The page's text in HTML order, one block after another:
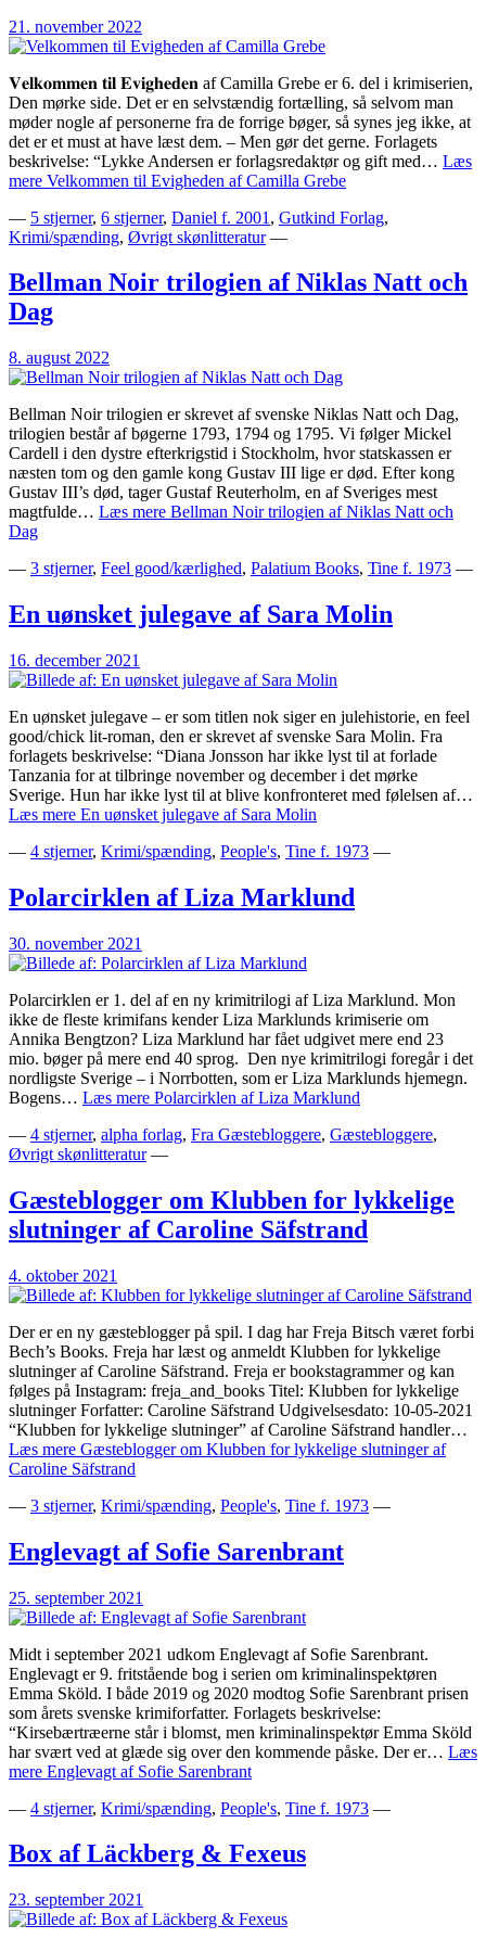
21. november 2022
𝐕𝐞𝐥𝐤𝐨𝐦𝐦𝐞𝐧 𝐭𝐢𝐥 𝐄𝐯𝐢𝐠𝐡𝐞𝐝𝐞𝐧 af Camilla Grebe er 6. del i krimiserien,
Den mørke side. Det er en selvstændig fortælling, så selvom man
møder nogle af personerne fra de forrige bøger, så synes jeg ikke, at
det er et must at have læst dem. – Men gør det gerne.⁣ Forlagets
beskrivelse: “Lykke Andersen er forlagsredaktør og gift med… Læs
mere Velkommen til Evigheden af Camilla Grebe
— 5 stjerner, 6 stjerner, Daniel f. 2001 , Gutkind Forlag,
Krimi/spænding, Øvrigt skønlitteratur—
Bellman Noir trilogien af Niklas Natt och
Dag
8. august 2022
Bellman Noir trilogien er skrevet af svenske Niklas Natt och Dag,
trilogien består af bøgerne 1793, 1794 og 1795. Vi følger Mickel
Cardell i den dystre efterkrigstid i Stockholm, hvor statskassen er
næsten tom og den gamle kong Gustav III lige er død. Efter kong
Gustav III’s død, tager Gustaf Reuterholm, en af Sveriges mest
magtfulde… Læs mere Bellman Noir trilogien af Niklas Natt och
Dag
— 3 stjerner, Feel good/kærlighed, Palatium Books, Tine f. 1973 —
En uønsket julegave af Sara Molin
16. december 2021
En uønsket julegave – er som titlen nok siger en julehistorie, en feel
good/chick lit-roman, den er skrevet af svenske Sara Molin. Fra
forlagets beskrivelse: “Diana Jonsson har ikke lyst til at forlade
Tanzania for at tilbringe november og december i det mørke
Sverige. Hun har ikke lyst til at blive konfronteret med følelsen af…
Læs mere En uønsket julegave af Sara Molin
— 4 stjerner, Krimi/spænding, People's, Tine f. 1973 —
Polarcirklen af Liza Marklund
30. november 2021
Polarcirklen er 1. del af en ny krimitrilogi af Liza Marklund. Mon
ikke de fleste krimifans kender Liza Marklunds krimiserie om
Annika Bengtzon? Liza Marklund har fået udgivet mere end 23
mio. bøger på mere end 40 sprog. Den nye krimitrilogi foregår i det
nordligste Sverige – i Norrbotten, som er Liza Marklunds hjemegn.
Bogens… Læs mere Polarcirklen af Liza Marklund
— 4 stjerner, alpha forlag, Fra Gæstebloggere, Gæstebloggere,
Øvrigt skønlitteratur—
Gæsteblogger om Klubben for lykkelige
slutninger af Caroline Säfstrand
4. oktober 2021
Der er en ny gæsteblogger på spil. I dag har Freja Bitsch været forbi
Bech’s Books. Freja har læst og anmeldt Klubben for lykkelige
slutninger af Caroline Säfstrand. Freja er bookstagrammer og kan
følges på Instagram: freja_and_books Titel: Klubben for lykkelige
slutninger Forfatter: Caroline Säfstrand Udgivelsesdato: 10-05-2021
“Klubben for lykkelige slutninger” af Caroline Säfstrand handler…
Læs mere Gæsteblogger om Klubben for lykkelige slutninger af
Caroline Säfstrand
— 3 stjerner, Krimi/spænding, People's, Tine f. 1973 —
Englevagt af Sofie Sarenbrant
25. september 2021
Midt i september 2021 udkom Englevagt af Sofie Sarenbrant.
Englevagt er 9. fritstående bog i serien om kriminalinspektøren
Emma Sköld. I både 2019 og 2020 modtog Sofie Sarenbrant prisen
som årets svenske krimiforfatter. Forlagets beskrivelse:
“Kirsebærtræerne står i blomst, men kriminalinspektør Emma Sköld
har svært ved at glæde sig over den kommende påske. Der er… Læs
mere Englevagt af Sofie Sarenbrant
— 4 stjerner, Krimi/spænding, People's, Tine f. 1973 —
Box af Läckberg & Fexeus
23. september 2021